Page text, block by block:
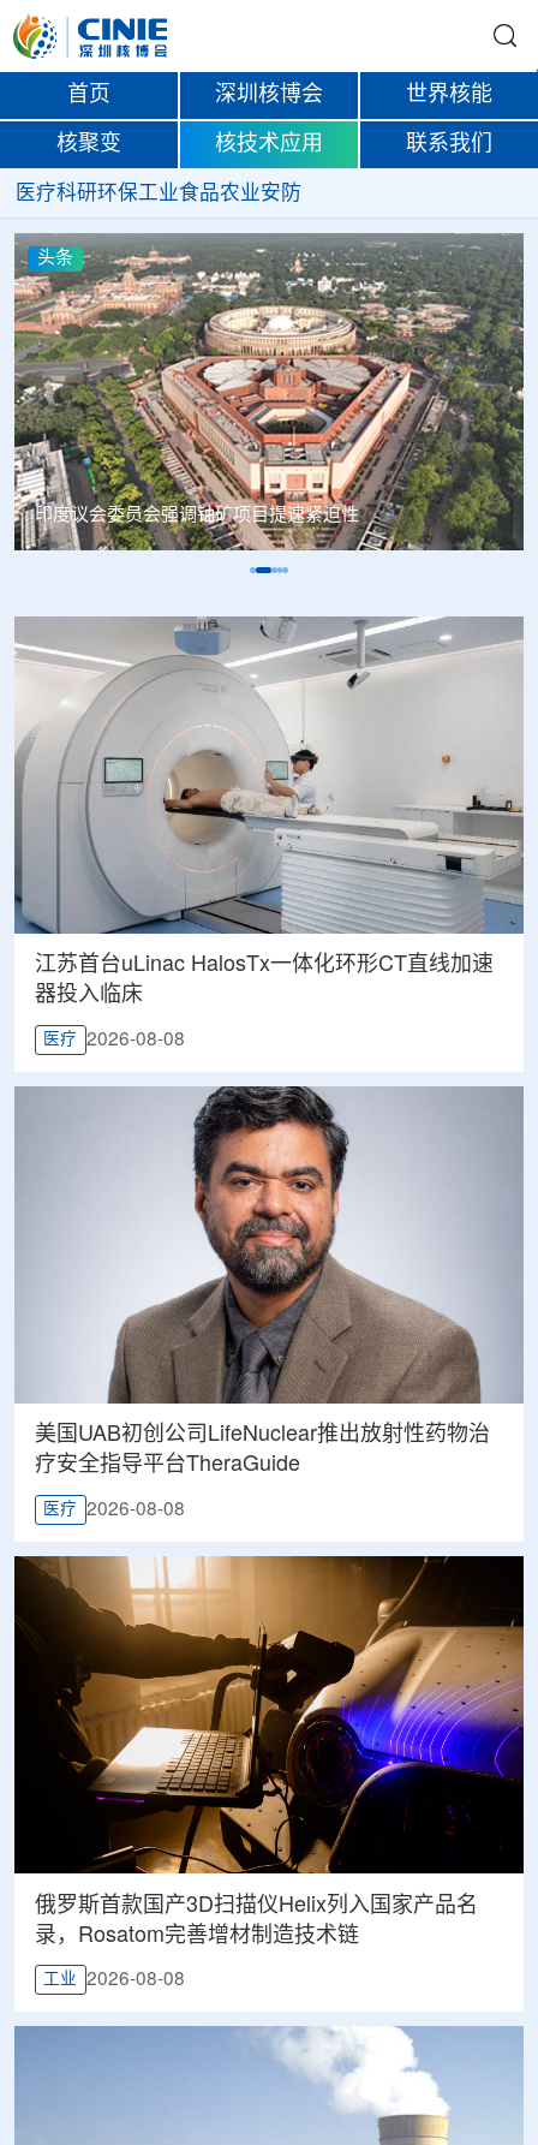
首页 深圳核博会 世界核能
核聚变 核技术应用 联系我们
医疗科研环保工业食品农业安防
议会委员会强调铀矿项目提速紧迫性
头条
中核
江苏首台uLinac HalosTx一体化环形CT直线加速
器投入临床
医疗 2026-08-08
美国UAB初创公司LifeNuclear推出放射性药物治
疗安全指导平台TheraGuide
医疗 2026-08-08
俄罗斯首款国产3D扫描仪Helix列入国家产品名
录，Rosatom完善增材制造技术链
工业 2026-08-08